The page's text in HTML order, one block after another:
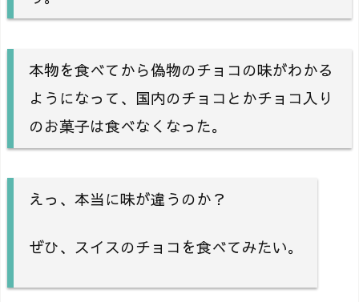
本物を食べてから偽物のチョコの味がわかる
ようになって、国内のチョコとかチョコ入り
のお菓子は食べなくなった。
えっ、本当に味が違うのか？
ぜひ、スイスのチョコを食べてみたい。